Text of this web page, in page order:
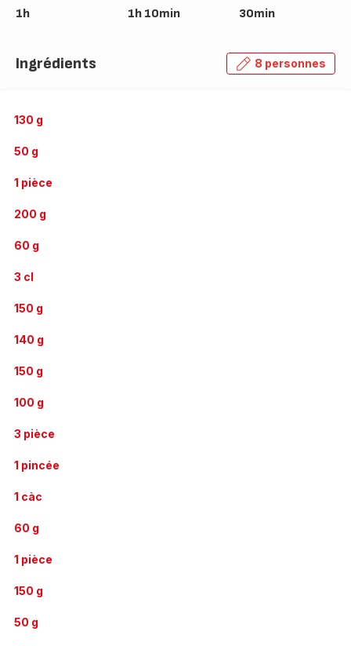
1h 1h 10min 30min
Ingrédients 8 personnes
130 g
50 g
1 pièce
200 g
60 g
3 cl
150 g
140 g
150 g
100 g
3 pièce
1 pincée
1 càc
60 g
1 pièce
150 g
50 g